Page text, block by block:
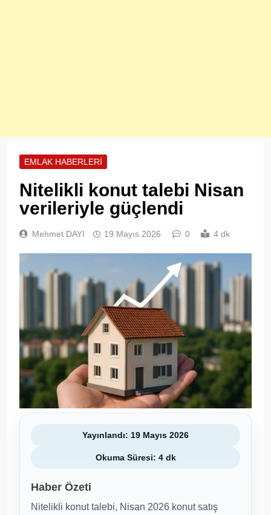
EMLAK HABERLERI
Nitelikli konut talebi Nisan
verileriyle güçlendi
Mehmet DAYI 19 Mayıs 2026 0 4 dk
Yayınlandı: 19 Mayıs 2026
Okuma Süresi: 4 dk
Haber Özeti
Nitelikli konut talebi, Nisan 2026 konut satış